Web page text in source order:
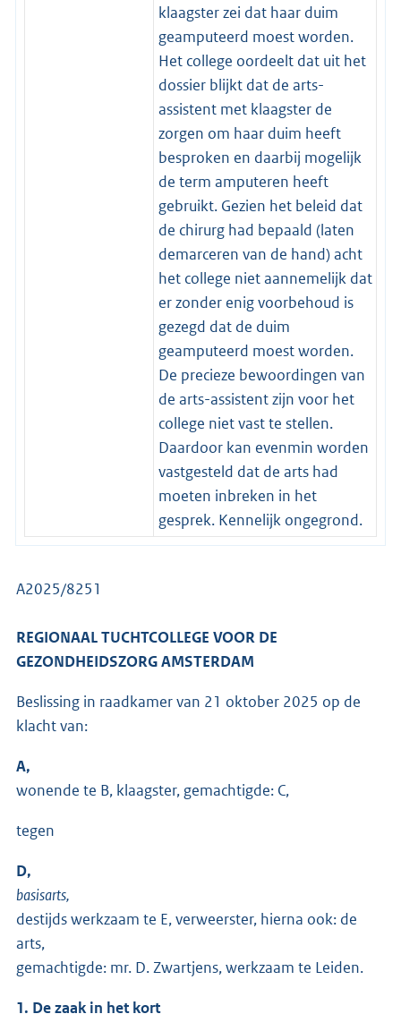
klaagster zei dat haar duim
geamputeerd moest worden.
Het college oordeelt dat uit het
dossier blijkt dat de arts-
assistent met klaagster de
zorgen om haar duim heeft
besproken en daarbij mogelijk
de term amputeren heeft
gebruikt. Gezien het beleid dat
de chirurg had bepaald (laten
demarceren van de hand) acht
het college niet aannemelijk dat
er zonder enig voorbehoud is
gezegd dat de duim
geamputeerd moest worden.
De precieze bewoordingen van
de arts-assistent zijn voor het
college niet vast te stellen.
Daardoor kan evenmin worden
vastgesteld dat de arts had
moeten inbreken in het
gesprek. Kennelijk ongegrond.
A2025/8251
REGIONAAL TUCHTCOLLEGE VOOR DE
GEZONDHEIDSZORG AMSTERDAM
Beslissing in raadkamer van 21 oktober 2025 op de
klacht van:
A,
wonende te B, klaagster, gemachtigde: C,
tegen
D,
basisarts,
destijds werkzaam te E, verweerster, hierna ook: de
arts,
gemachtigde: mr. D. Zwartjens, werkzaam te Leiden.
1. De zaak in het kort